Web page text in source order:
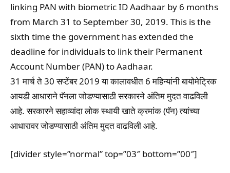
linking PAN with biometric ID Aadhaar by 6 months
from March 31 to September 30, 2019. This is the
sixth time the government has extended the
deadline for individuals to link their Permanent
Account Number (PAN) to Aadhaar.
31 मार्च ते 30 सप्टेंबर 2019 या कालावधीत 6 महिन्यांनी बायोमेट्रिक
आयडी आधाराने पॅनला जोडण्यासाठी सरकारने अंतिम मुदत वाढविली
आहे. सरकारने सहाव्यांदा लोक स्थायी खाते क्रमांक (पॅन) त्यांच्या
आधारावर जोडण्यासाठी अंतिम मुदत वाढविली आहे.
[divider style=”normal” top=”03″ bottom=”00″]